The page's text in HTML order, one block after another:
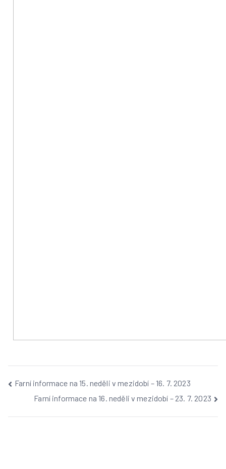
Farní informace na 15. neděli v mezidobí – 16. 7. 2023
Farní informace na 16. neděli v mezidobí – 23. 7. 2023